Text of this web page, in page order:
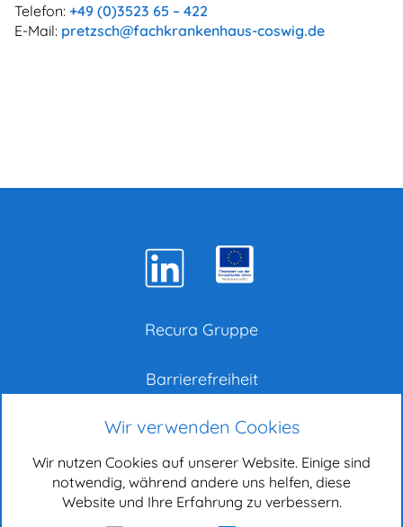
Telefon: +49 (0)3523 65 – 422
E-Mail: pretzsch@fachkrankenhaus-coswig.de
Recura Gruppe
Barrierefreiheit
Impressum
Datenschutz
Wir verwenden Cookies
Wir nutzen Cookies auf unserer Website. Einige sind
notwendig, während andere uns helfen, diese
Website und Ihre Erfahrung zu verbessern.